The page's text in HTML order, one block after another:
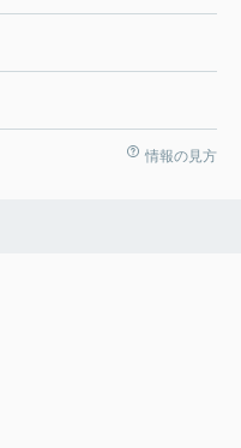
情報の見方